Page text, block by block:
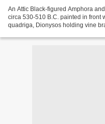
An Attic Black-figured Amphora
circa 530-510 B.C. painted in front
quadriga, Dionysos holding vine